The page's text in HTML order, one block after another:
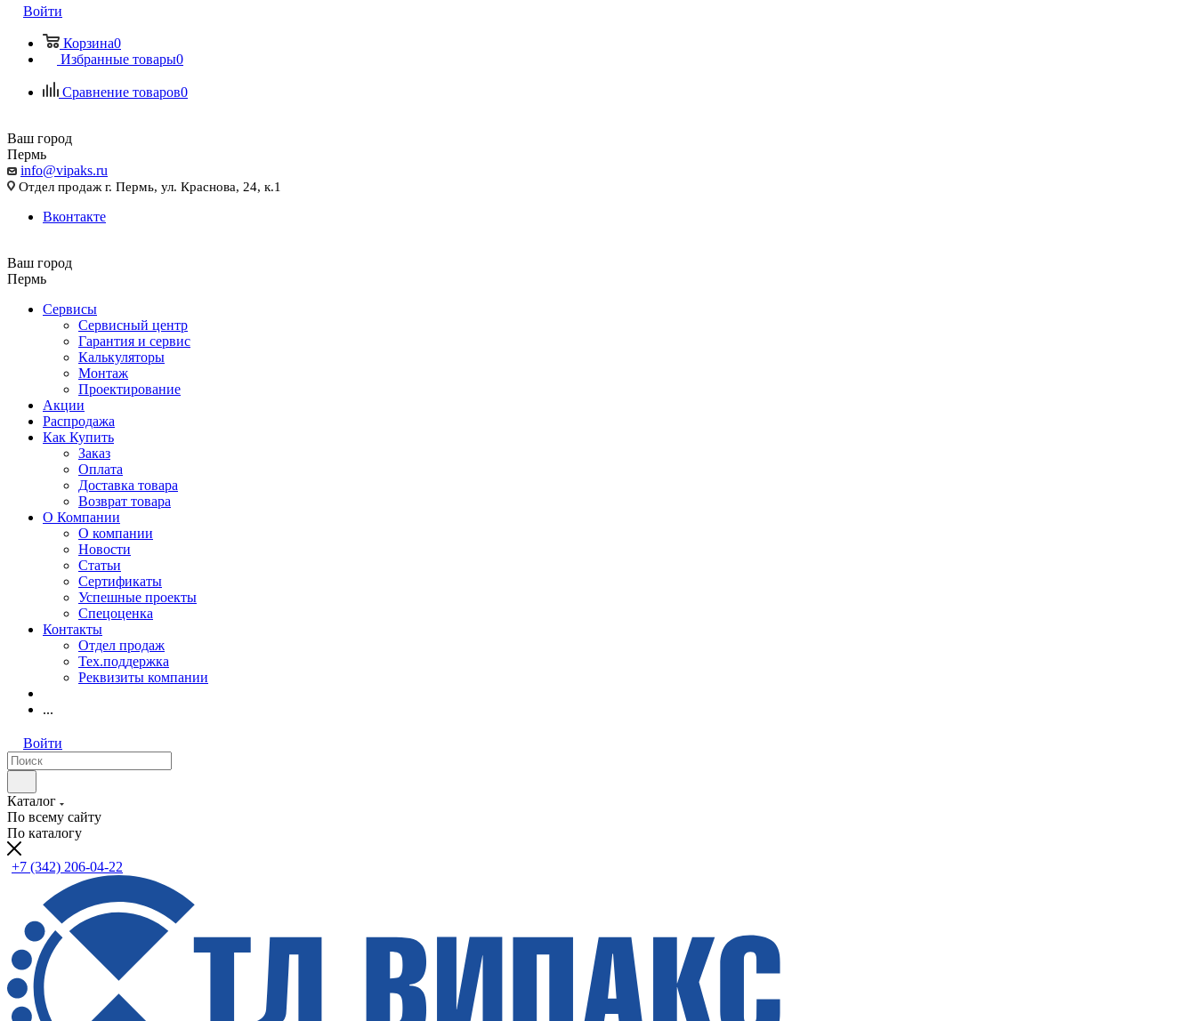
Войти
Корзина0
Избранные товары0
Сравнение товаров0
Ваш город
Пермь
info@vipaks.ru
Отдел продаж г. Пермь, ул. Краснова, 24, к.1
Вконтакте
Ваш город
Пермь
Сервисы
Сервисный центр
Гарантия и сервис
Калькуляторы
Монтаж
Проектирование
Акции
Распродажа
Как Купить
Заказ
Оплата
Доставка товара
Возврат товара
О Компании
О компании
Новости
Статьи
Сертификаты
Успешные проекты
Спецоценка
Контакты
Отдел продаж
Тех.поддержка
Реквизиты компании
...
Войти
Каталог
По всему сайту
По каталогу
+7 (342) 206-04-22